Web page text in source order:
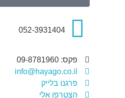
052-3931404
פקס: 09-8781960
info@hayago.co.il
פרגנו בלייק
הצטרפו אלי